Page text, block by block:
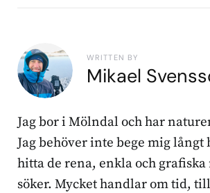
WRITTEN BY
Mikael
Jag bor i Mölndal och har
Jag behöver inte bege mig långt
hitta de rena, enkla och
söker. Mycket handlar om tid,